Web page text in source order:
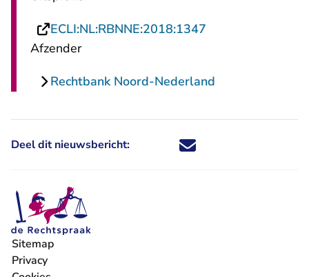
ECLI:NL:RBNNE:2018:1347
Afzender
Rechtbank Noord-Nederland
Deel dit nieuwsbericht: Deel dit nieuwsbericht via X -
Deel dit nieuwsbericht via
Deel dit nieuwsbericht
Deel dit
Sitemap
Privacy